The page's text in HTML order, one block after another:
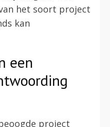
het soort project
kan
een
project